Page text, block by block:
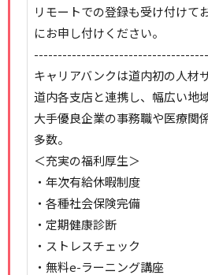
リモートでの登録も受け付けて
にお申し付けください。
キャリアバンクは道内初の人材
道内各支店と連携し、幅広い地
大手優良企業の事務職や医療関
多数。
＜充実の福利厚生＞
・年次有給休暇制度
・各種社会保険完備
・定期健康診断
・ストレスチェック
・無料e-ラーニング講座